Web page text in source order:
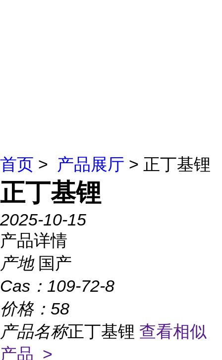
首页 > 产品展厅 > 正丁基锂
正丁基锂
2025-10-15
产品详情
产地 国产
Cas： 109-72-8
价格： 58
产品名称正丁基锂 查看相似
产品 >